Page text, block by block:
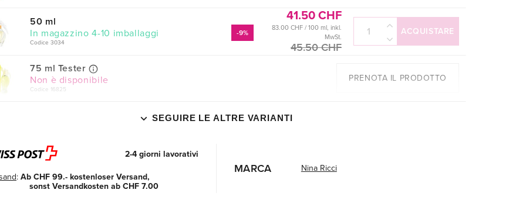
50 ml
In magazzino 4-10 imballaggi
Codice 3034
-9%
41.50 CHF
83.00 CHF / 100 ml, inkl.
MwSt.
45.50 CHF
ACQUISTARE
75 ml Tester
Non è disponibile
Codice 16825
PRENOTA IL PRODOTTO
SEGUIRE LE ALTRE VARIANTI
2-4 giorni lavorativi
: Ab CHF 99.- kostenloser Versand,
sonst Versandkosten ab CHF 7.00
MARCA Nina Ricci